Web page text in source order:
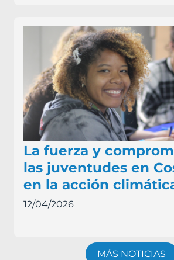
La fuerza y
las juventudes en
en la acción
12/04/2026
MÁS NOTICIAS